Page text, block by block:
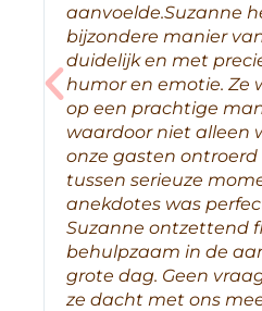
aanvoelde.Suzanne
bijzondere manier
duidelijk en met
humor en emotie. Ze
op een prachtige
waardoor niet alleen
onze gasten
tussen serieuze
anekdotes was
Suzanne ontzettend
behulpzaam in de
grote dag. Geen
ze dacht met ons